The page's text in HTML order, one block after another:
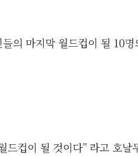
의 마지막 월드컵이 될 10명
드컵이 될 것이다” 라고 호날